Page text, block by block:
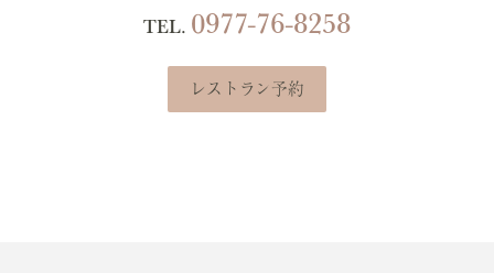
TEL. 0977-76-8258
レストラン予約